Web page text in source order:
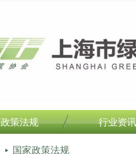
政策法规 行业资
国家政策法规